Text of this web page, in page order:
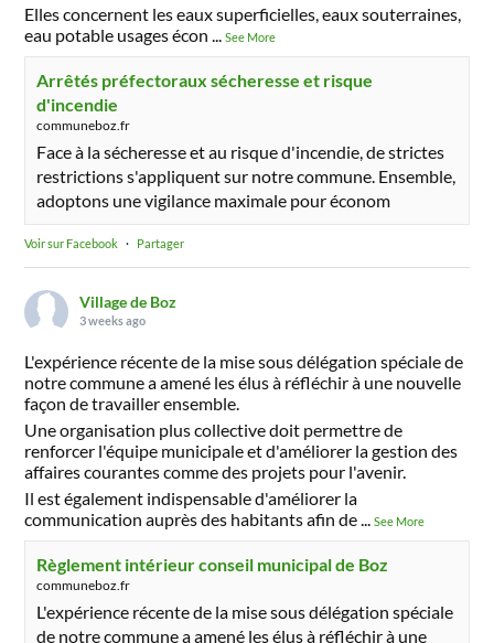
Elles concernent les eaux superficielles, eaux souterraines,
eau potable usages écon ...See More
Arrêtés préfectoraux sécheresse et risque
d'incendie
communeboz.fr
Face à la sécheresse et au risque d'incendie, de strictes
restrictions s'appliquent sur notre commune. Ensemble,
adoptons une vigilance maximale pour économ
Voir sur Facebook · Partager
Village de Boz
3 weeks ago
L'expérience récente de la mise sous délégation spéciale de
notre commune a amené les élus à réfléchir à une nouvelle
façon de travailler ensemble.
Une organisation plus collective doit permettre de
renforcer l'équipe municipale et d'améliorer la gestion des
affaires courantes comme des projets pour l'avenir.
Il est également indispensable d'améliorer la
communication auprès des habitants afin de...See More
Règlement intérieur conseil municipal de Boz
communeboz.fr
L'expérience récente de la mise sous délégation spéciale
de notre commune a amené les élus à réfléchir à une